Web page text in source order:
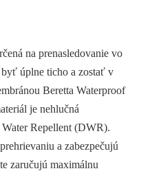
na prenasledovanie vo
úplne ticho a zostať v
Beretta Waterproof
je nehlučná
Repellent (DWR).
a zabezpečujú
zaručujú maximálnu